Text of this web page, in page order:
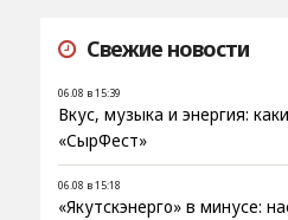
Свежие новости
06.08 в 15:39
Вкус, музыка и энергия:
«СырФест»
06.08 в 15:18
«Якутскэнерго» в минусе: